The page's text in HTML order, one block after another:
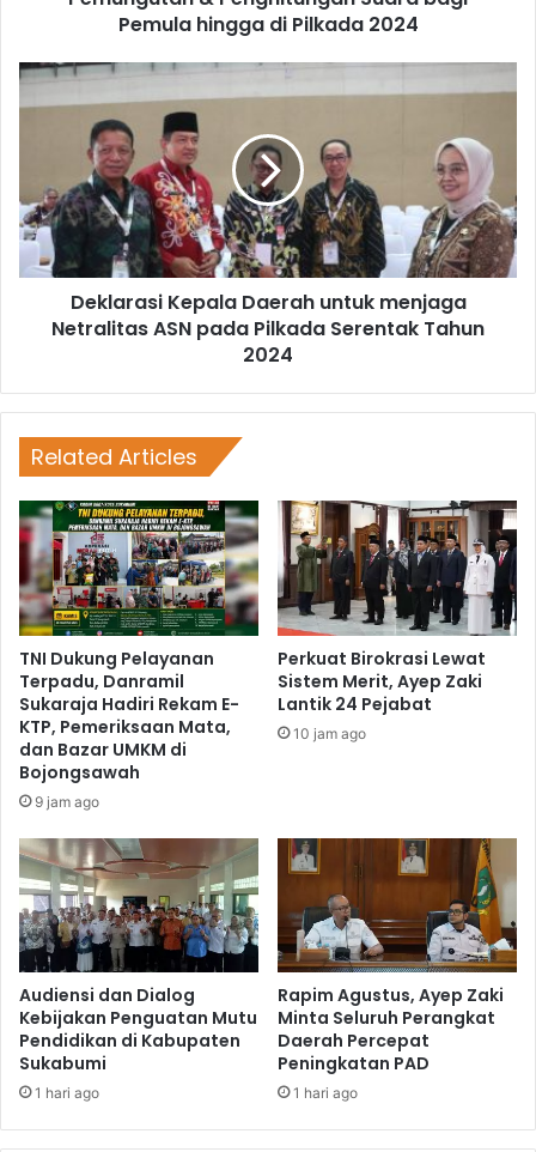
Pemula hingga di Pilkada 2024
Deklarasi Kepala Daerah untuk menjaga
Netralitas ASN pada Pilkada Serentak Tahun
2024
Related Articles
TNI Dukung Pelayanan
Terpadu, Danramil
Sukaraja Hadiri Rekam E-
KTP, Pemeriksaan Mata,
dan Bazar UMKM di
Bojongsawah
9 jam ago
Perkuat Birokrasi Lewat
Sistem Merit, Ayep Zaki
Lantik 24 Pejabat
10 jam ago
Audiensi dan Dialog
Kebijakan Penguatan Mutu
Pendidikan di Kabupaten
Sukabumi
1 hari ago
Rapim Agustus, Ayep Zaki
Minta Seluruh Perangkat
Daerah Percepat
Peningkatan PAD
1 hari ago